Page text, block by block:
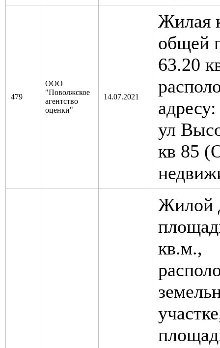
479
ООО
"Поволжское
агентство
оценки"
14.07.2021
Жилая
общей
63.20
ул
кв 85
Жилой
кв.м.,